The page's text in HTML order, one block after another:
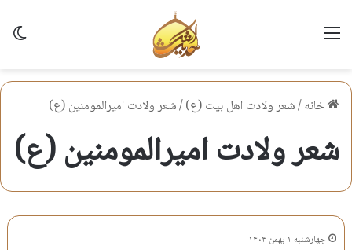
منو
خانه/شعر ولادت اهل بيت (ع)/شعر ولادت اميرالمومنين (ع)
شعر ولادت اميرالمومنين (ع)
چهارشنبه ۱ بهمن ۱۴۰۴